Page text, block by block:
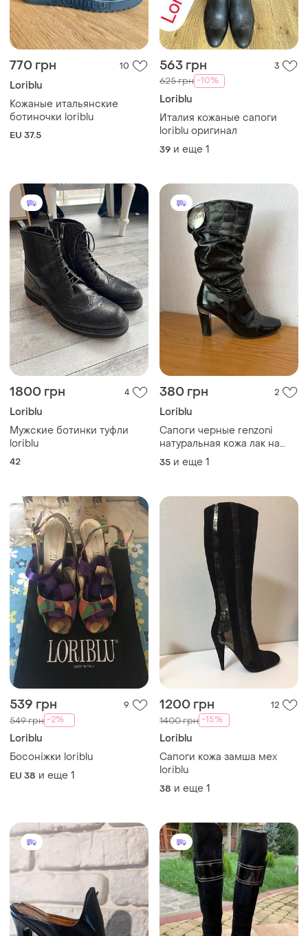
770 грн 10
Loriblu
Кожаные итальянские
ботиночки loriblu
EU 37.5
563 грн 3
625 грн -10%
Loriblu
Италия кожаные сапоги
loriblu оригинал
39 и еще 1
1800 грн 4
Loriblu
Мужские ботинки туфли
loriblu
42
380 грн 2
Loriblu
Сапоги черные renzoni
натуральная кожа лак на
каблуке итальянские
сделаны в италии 35р
35 и еще 1
539 грн 9
549 грн -2%
Loriblu
Босоніжки loriblu
EU 38 и еще 1
1200 грн 12
1400 грн -15%
Loriblu
Сапоги кожа замша мех
loriblu
38 и еще 1